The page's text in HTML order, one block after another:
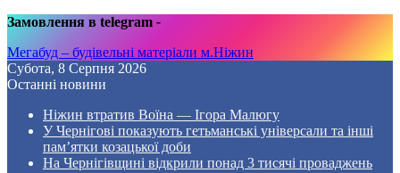
Замовлення в telegram -
Мегабуд – будівельні матеріали м.Ніжин
Субота, 8 Серпня 2026
Останні новини
Ніжин втратив Воїна — Ігора Малюгу
У Чернігові показують гетьманські універсали та інші
пам’ятки козацької доби
На Чернігівщині відкрили понад 3 тисячі проваджень